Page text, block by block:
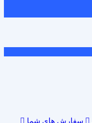
سفارش های شما